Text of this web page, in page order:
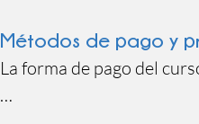
que necesitas y aquello
indicando cada sábado
Métodos de pago y
La forma de pago del